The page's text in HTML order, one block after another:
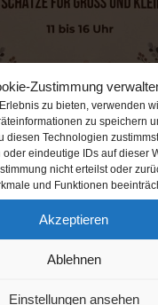
Zustimmung
zu bieten, verwenden
zu speichern
diesen Technologien
eindeutige IDs auf dieser
nicht erteilst oder
und Funktionen
Akzeptieren
Ablehnen
Einstellungen ansehen
/ Hilgen - An der
den 16.04.23
Uhr ein